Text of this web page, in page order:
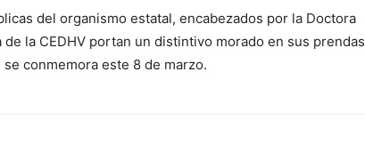
del organismo estatal, encabezados por la Doctora
la CEDHV portan un distintivo morado en sus prendas
conmemora este 8 de marzo.